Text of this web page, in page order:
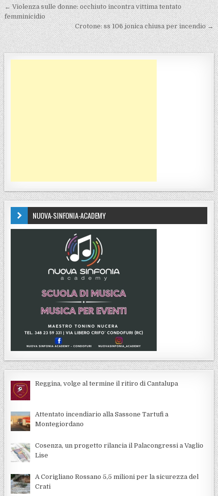
Navigazione articoli
← Violenza sulle donne: occhiuto incontra vittima tentato
femminicidio
Crotone: ss 106 jonica chiusa per incendio →
NUOVA-SINFONIA-ACADEMY
Reggina, volge al termine il ritiro di Cantalupa
Attentato incendiario alla Sassone Tartufi a
Montegiordano
Cosenza, un progetto rilancia il Palacongressi a Vaglio
Lise
A Corigliano Rossano 5,5 milioni per la sicurezza del
Crati